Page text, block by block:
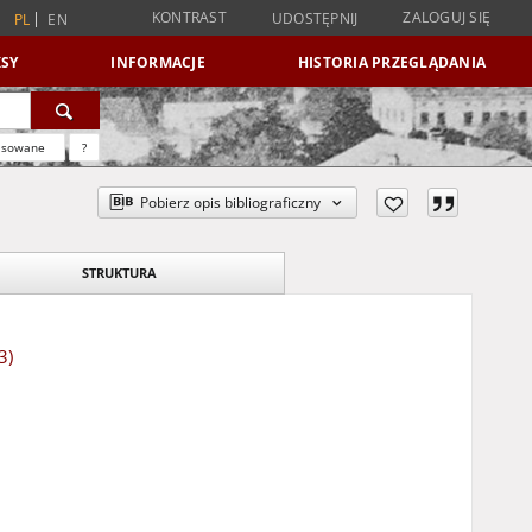
PL EN KONTRAST UDOSTĘPNIJ ZALOGUJ SIĘ
INFORMACJE HISTORIA PRZEGLĄDANIA
?
Pobierz opis bibliograficzny
STRUKTURA